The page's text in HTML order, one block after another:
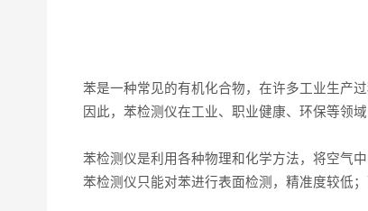
苯是一种常见的有机化合物，在许多工业生产
因此，苯检测仪在工业、职业健康、环保等领
苯检测仪是利用各种物理和化学方法，将空气
苯检测仪只能对苯进行表面检测，精准度较低